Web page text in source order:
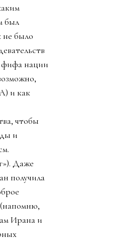
был
не было
фифа нации
и как
чтобы
и
Даже
получила
Ирана и